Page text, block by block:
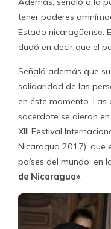
tener poderes
Estado nicaragüense.
dudó en decir que el
Señaló además que
solidaridad de las
en éste momento.
sacerdote se dieron
XIII Festival
Nicaragua 2017), que
países del mundo, en
de Nicaragua».